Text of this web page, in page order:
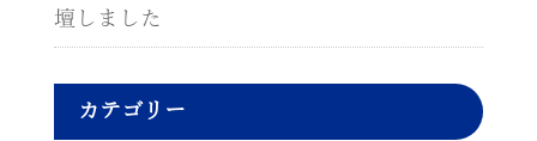
壇しました
カテゴリー